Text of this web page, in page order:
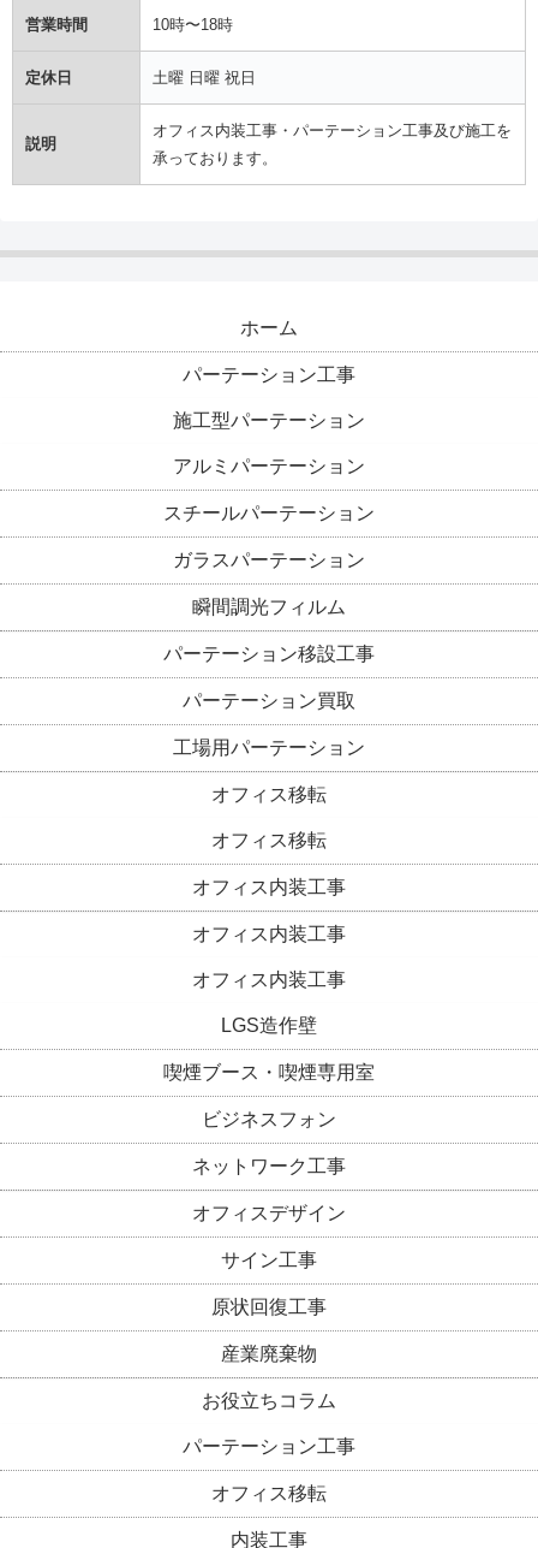
営業時間 10時〜18時
定休日 土曜 日曜 祝日
説明
オフィス内装工事・パーテーション工事及び施工を
承っております。
ホーム
パーテーション工事
施工型パーテーション
アルミパーテーション
スチールパーテーション
ガラスパーテーション
瞬間調光フィルム
パーテーション移設工事
パーテーション買取
工場用パーテーション
オフィス移転
オフィス移転
オフィス内装工事
オフィス内装工事
オフィス内装工事
LGS造作壁
喫煙ブース・喫煙専用室
ビジネスフォン
ネットワーク工事
オフィスデザイン
サイン工事
原状回復工事
産業廃棄物
お役立ちコラム
パーテーション工事
オフィス移転
内装工事